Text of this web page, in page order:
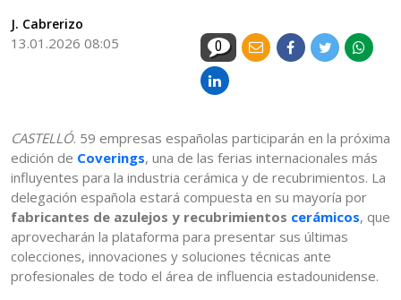
J. Cabrerizo
13.01.2026 08:05 0
CASTELLÓ. 59 empresas españolas participarán en la próxima
edición de Coverings, una de las ferias internacionales más
influyentes para la industria cerámica y de recubrimientos. La
delegación española estará compuesta en su mayoría por
fabricantes de azulejos y recubrimientos cerámicos, que
aprovecharán la plataforma para presentar sus últimas
colecciones, innovaciones y soluciones técnicas ante
profesionales de todo el área de influencia estadounidense.